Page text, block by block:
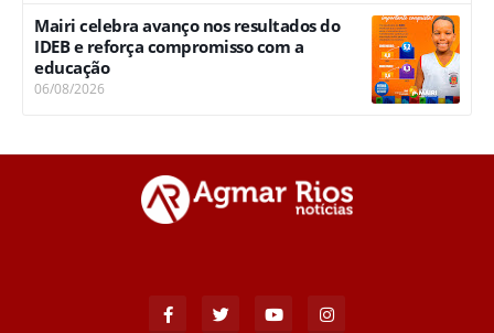
Mairi celebra avanço nos resultados do
IDEB e reforça compromisso com a
educação
06/08/2026